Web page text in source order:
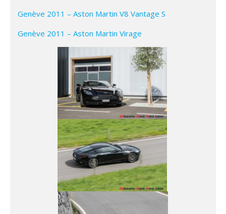
Genève 2011 – Aston Martin V8 Vantage S
Genève 2011 – Aston Martin Virage